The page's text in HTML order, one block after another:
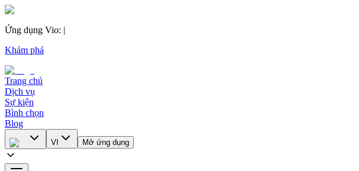
Ứng dụng Vio: |
Khám phá
Trang chủ
Dịch vụ
Sự kiện
Bình chọn
Blog
VI Mở ứng dụng